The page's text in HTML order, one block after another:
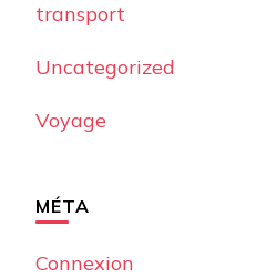
transport
Uncategorized
Voyage
MÉTA
Connexion